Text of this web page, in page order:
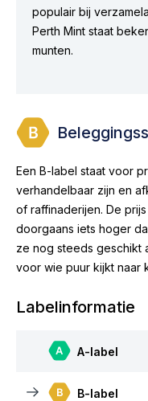
populair bij
Perth Mint staat
munten.
Een B-label staat voor
verhandelbaar zijn en
of raffinaderijen. De
doorgaans iets hoger
ze nog steeds geschikt
voor wie puur kijkt naar
Labelinformatie
A-label
B-label